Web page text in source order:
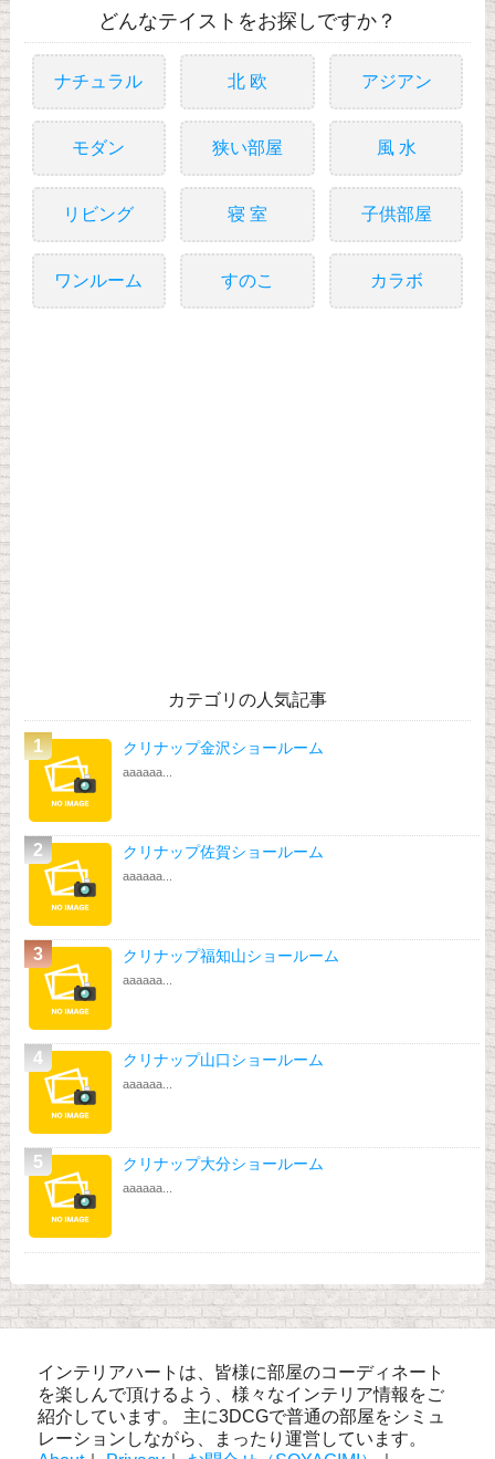
どんなテイストをお探しですか？
ナチュラル 北 欧 アジアン
モダン 狭い部屋 風 水
リビング 寝 室 子供部屋
ワンルーム すのこ カラボ
カテゴリの人気記事
クリナップ金沢ショールーム
aaaaaa...
クリナップ佐賀ショールーム
aaaaaa...
クリナップ福知山ショールーム
aaaaaa...
クリナップ山口ショールーム
aaaaaa...
クリナップ大分ショールーム
aaaaaa...
インテリアハートは、皆様に部屋のコーディネート
を楽しんで頂けるよう、様々なインテリア情報をご
紹介しています。 主に3DCGで普通の部屋をシミュ
レーションしながら、まったり運営しています。